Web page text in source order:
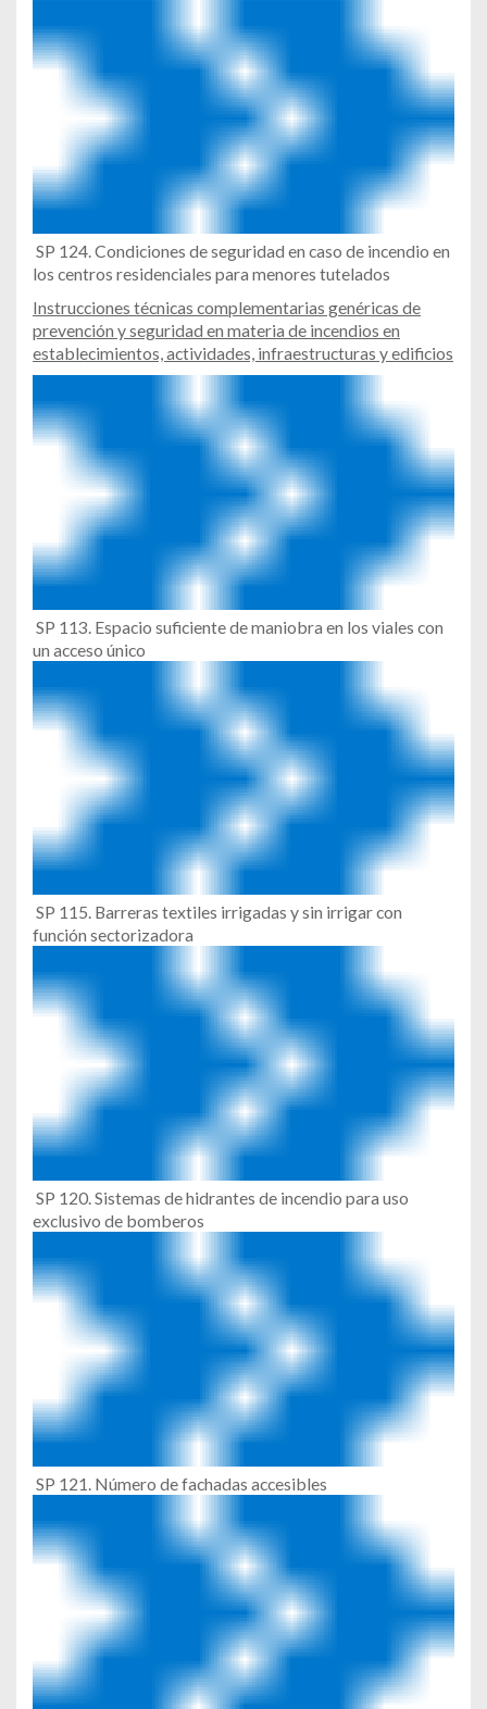
SP 124. Condiciones de seguridad en caso de incendio en
los centros residenciales para menores tutelados
Instrucciones técnicas complementarias genéricas de
prevención y seguridad en materia de incendios en
establecimientos, actividades, infraestructuras y edificios
SP 113. Espacio suficiente de maniobra en los viales con
un acceso único
SP 115. Barreras textiles irrigadas y sin irrigar con
función sectorizadora
SP 120. Sistemas de hidrantes de incendio para uso
exclusivo de bomberos
SP 121. Número de fachadas accesibles